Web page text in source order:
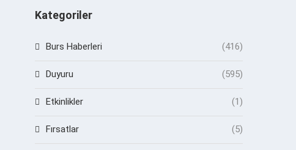
Kategoriler
Burs Haberleri (416)
Duyuru (595)
Etkinlikler (1)
Fırsatlar (5)